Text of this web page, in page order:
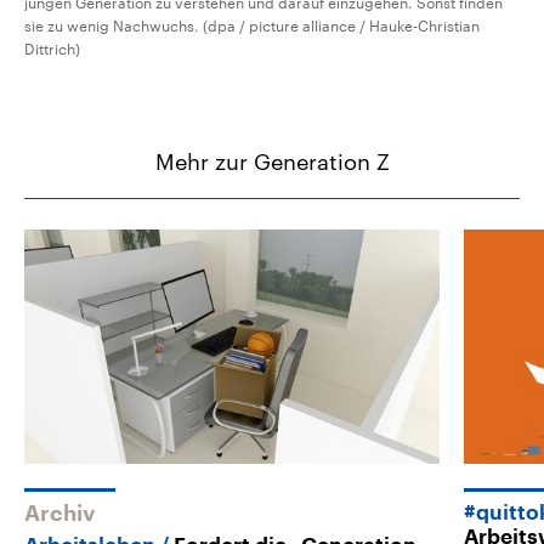
sie zu wenig Nachwuchs. (dpa / picture alliance / Hauke-Christian
Dittrich)
Mehr zur Generation Z
Archiv